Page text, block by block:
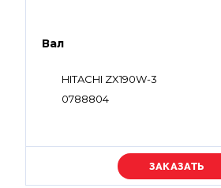
Вал
HITACHI ZX190W-3
0788804
Уточняйте цену